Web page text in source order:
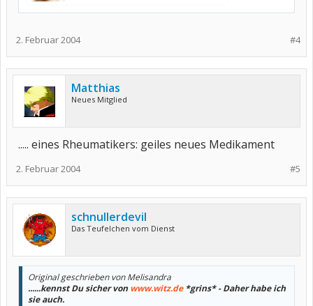
#4
2. Februar 2004
Matthias
Neues Mitglied
..... eines Rheumatikers: geiles neues Medikament
#5
2. Februar 2004
schnullerdevil
Das Teufelchen vom Dienst
Original geschrieben von Melisandra
......kennst Du sicher von www.witz.de*grins* - Daher habe ich
sie auch.